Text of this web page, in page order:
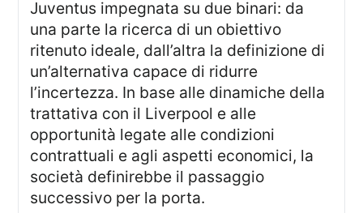
Juventus impegnata su due binari: da
una parte la ricerca di un obiettivo
ritenuto ideale, dall’altra la definizione di
un’alternativa capace di ridurre
l’incertezza. In base alle dinamiche della
trattativa con il Liverpool e alle
opportunità legate alle condizioni
contrattuali e agli aspetti economici, la
società definirebbe il passaggio
successivo per la porta.